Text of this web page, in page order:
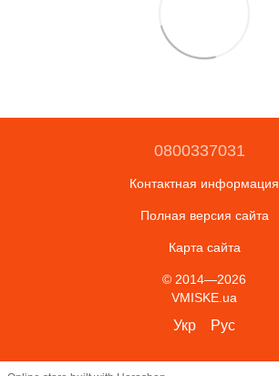
0800337031
Контактная информация
Полная версия сайта
Карта сайта
© 2014—2026
VMISKE.ua
Укр Рус